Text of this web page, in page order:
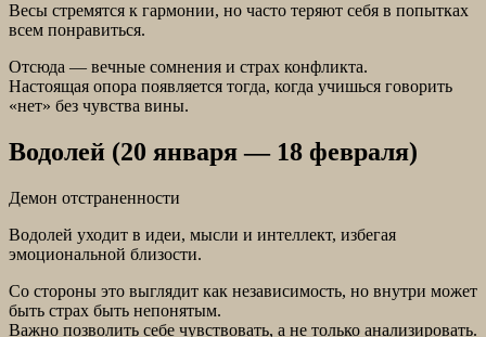
Весы стремятся к гармонии, но часто теряют себя в попытках
всем понравиться.
Отсюда — вечные сомнения и страх конфликта.
Настоящая опора появляется тогда, когда учишься говорить
«нет» без чувства вины.
Водолей (20 января — 18 февраля)
Демон отстраненности
Водолей уходит в идеи, мысли и интеллект, избегая
эмоциональной близости.
Со стороны это выглядит как независимость, но внутри может
быть страх быть непонятым.
Важно позволить себе чувствовать, а не только анализировать.